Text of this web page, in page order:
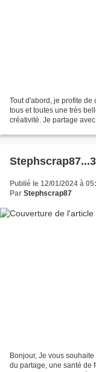
Tout d'abord, je profite
tous et toutes une très
créativité. Je partage
Publié le 12/01/2024 à
Par Stephscrap87
Bonjour, Je vous
du partage, une santé de